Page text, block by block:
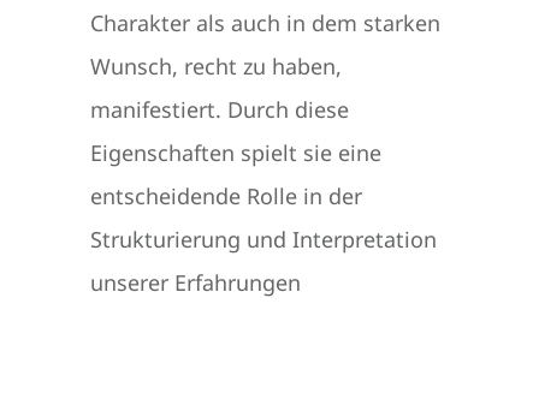
Charakter als auch in dem starken
Wunsch, recht zu haben,
manifestiert. Durch diese
Eigenschaften spielt sie eine
entscheidende Rolle in der
Strukturierung und Interpretation
unserer Erfahrungen